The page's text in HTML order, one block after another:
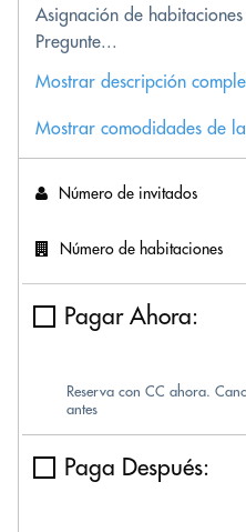
Asignación de
Pregunte...
Mostrar descripción
Mostrar comodidades de
Número de invitados
Número de habitaciones
Pagar Ahora:
Reserva con CC ahora.
antes
Paga Después: